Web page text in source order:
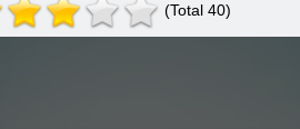
(Total 40)